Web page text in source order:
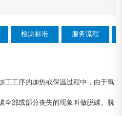
检测标准 服务流程
工工序的加热或保温过程中，由于氧
全部或部分丧失的现象叫做脱碳。脱